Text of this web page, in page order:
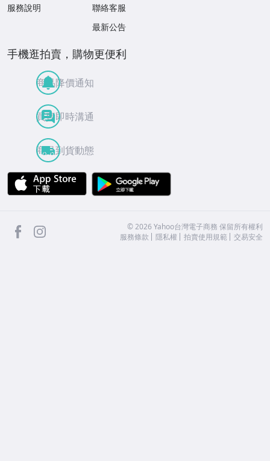
服務說明
聯絡客服
最新公告
手機逛拍賣，購物更便利
商品降價通知
買賣即時溝通
商品到貨動態
APP Store
facebook ©2026 Yahoo台灣電子商務 保留所有權利
服務條款
隱私權 拍賣使用規範 交易安全